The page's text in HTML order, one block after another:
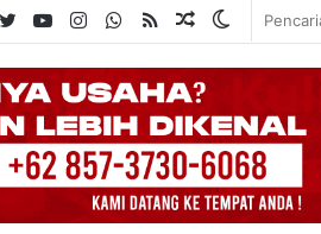
Switch
Random
RSS
WhatsApp
Instagram
YouTube
Twitter